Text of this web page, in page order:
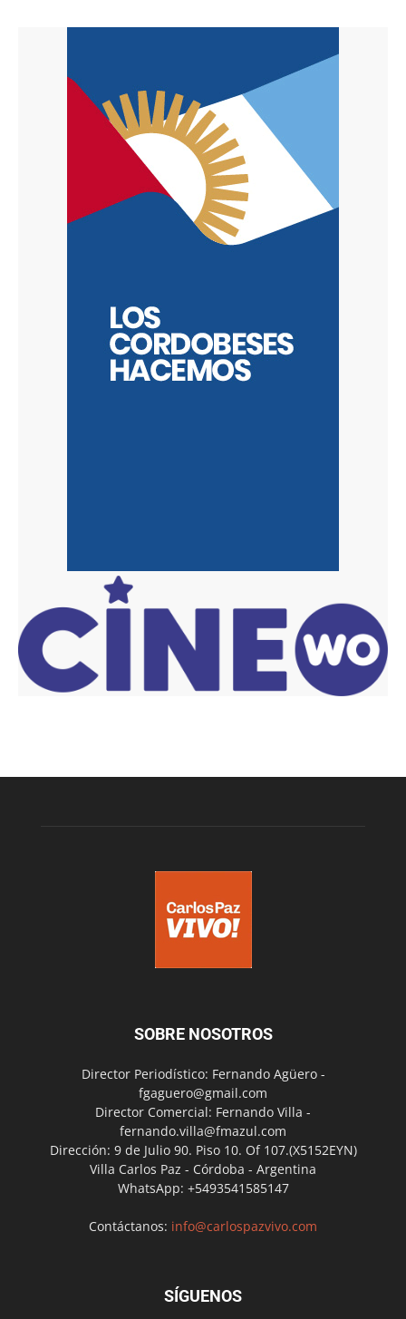
SOBRE NOSOTROS
Director Periodístico: Fernando Agüero -
fgaguero@gmail.com
Director Comercial: Fernando Villa -
fernando.villa@fmazul.com
Dirección: 9 de Julio 90. Piso 10. Of 107.(X5152EYN)
Villa Carlos Paz - Córdoba - Argentina
WhatsApp: +5493541585147
Contáctanos: info@carlospazvivo.com
SÍGUENOS